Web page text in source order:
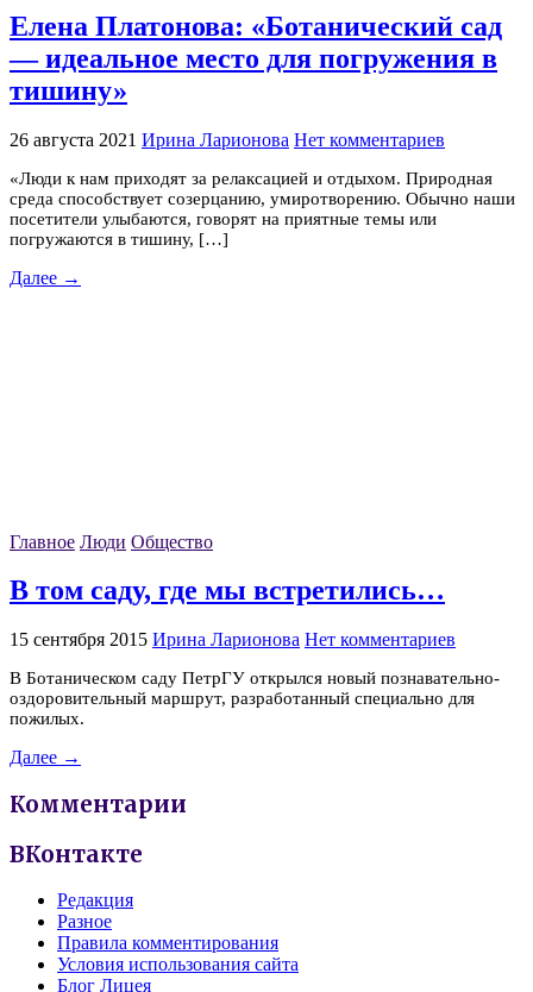
Елена Платонова: «Ботанический сад
— идеальное место для погружения в
тишину»
26 августа 2021 Ирина Ларионова Нет комментариев
«Люди к нам приходят за релаксацией и отдыхом. Природная
среда способствует созерцанию, умиротворению. Обычно наши
посетители улыбаются, говорят на приятные темы или
погружаются в тишину, […]
Далее →
Главное Люди Общество
В том саду, где мы встретились…
15 сентября 2015 Ирина Ларионова Нет комментариев
В Ботаническом саду ПетрГУ открылся новый познавательно-
оздоровительный маршрут, разработанный специально для
пожилых.
Далее →
Комментарии
ВКонтакте
Редакция
Разное
Правила комментирования
Условия использования сайта
Блог Лицея